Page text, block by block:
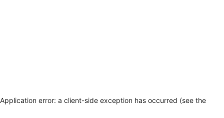
Application error: a client-side exception has occurred (see the